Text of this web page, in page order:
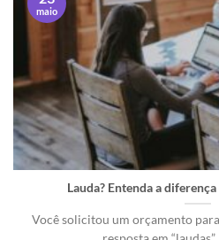
Lauda? Entenda a
Você solicitou um orçamento
maio